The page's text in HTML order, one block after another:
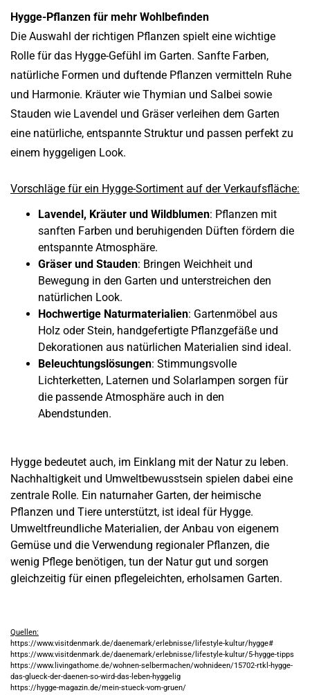
Hygge-Pflanzen für mehr Wohlbefinden
Die Auswahl der richtigen Pflanzen spielt eine wichtige
Rolle für das Hygge-Gefühl im Garten. Sanfte Farben,
natürliche Formen und duftende Pflanzen vermitteln Ruhe
und Harmonie. Kräuter wie Thymian und Salbei sowie
Stauden wie Lavendel und Gräser verleihen dem Garten
eine natürliche, entspannte Struktur und passen perfekt zu
einem hyggeligen Look.
Vorschläge für ein Hygge-Sortiment auf der Verkaufsfläche:
Lavendel, Kräuter und Wildblumen: Pflanzen mit
sanften Farben und beruhigenden Düften fördern die
entspannte Atmosphäre.
Gräser und Stauden: Bringen Weichheit und
Bewegung in den Garten und unterstreichen den
natürlichen Look.
Hochwertige Naturmaterialien: Gartenmöbel aus
Holz oder Stein, handgefertigte Pflanzgefäße und
Dekorationen aus natürlichen Materialien sind ideal.
Beleuchtungslösungen: Stimmungsvolle
Lichterketten, Laternen und Solarlampen sorgen für
die passende Atmosphäre auch in den
Abendstunden.
Hygge bedeutet auch, im Einklang mit der Natur zu leben.
Nachhaltigkeit und Umweltbewusstsein spielen dabei eine
zentrale Rolle. Ein naturnaher Garten, der heimische
Pflanzen und Tiere unterstützt, ist ideal für Hygge.
Umweltfreundliche Materialien, der Anbau von eigenem
Gemüse und die Verwendung regionaler Pflanzen, die
wenig Pflege benötigen, tun der Natur gut und sorgen
gleichzeitig für einen pflegeleichten, erholsamen Garten.
Quellen:
https://www.visitdenmark.de/daenemark/erlebnisse/lifestyle-kultur/hygge#
https://www.visitdenmark.de/daenemark/erlebnisse/lifestyle-kultur/5-hygge-tipps
https://www.livingathome.de/wohnen-selbermachen/wohnideen/15702-rtkl-hygge-
das-glueck-der-daenen-so-wird-das-leben-hyggelig
https://hygge-magazin.de/mein-stueck-vom-gruen/